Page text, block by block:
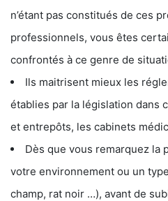
n’étant pas constitués de ces
professionnels, vous êtes
confrontés à ce genre de
Ils maitrisent mieux les
établies par la législation dans
et entrepôts, les cabinets
Dès que vous remarquez la
votre environnement ou un
champ, rat noir …), avant de